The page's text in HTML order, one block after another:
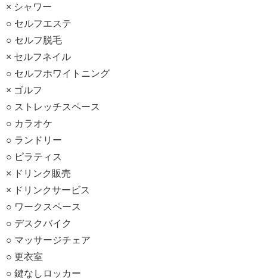
× シャワー
○ セルフエステ
○ セルフ脱毛
× セルフネイル
○ セルフホワイトニング
× ゴルフ
○ ストレッチスペース
○ カラオケ
○ ランドリー
○ ピラティス
× ドリンク販売
× ドリンクサービス
○ ワークスペース
○ デスクバイク
○ マッサージチェア
○ 更衣室
○ 鍵なしロッカー